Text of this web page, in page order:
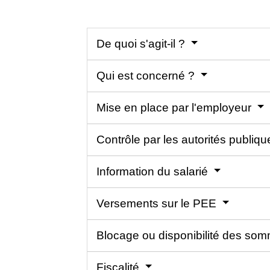
De quoi s'agit-il ?
Qui est concerné ?
Mise en place par l'employeur
Contrôle par les autorités
Information du salarié
Versements sur le PEE
Blocage ou disponibilité des
Fiscalité